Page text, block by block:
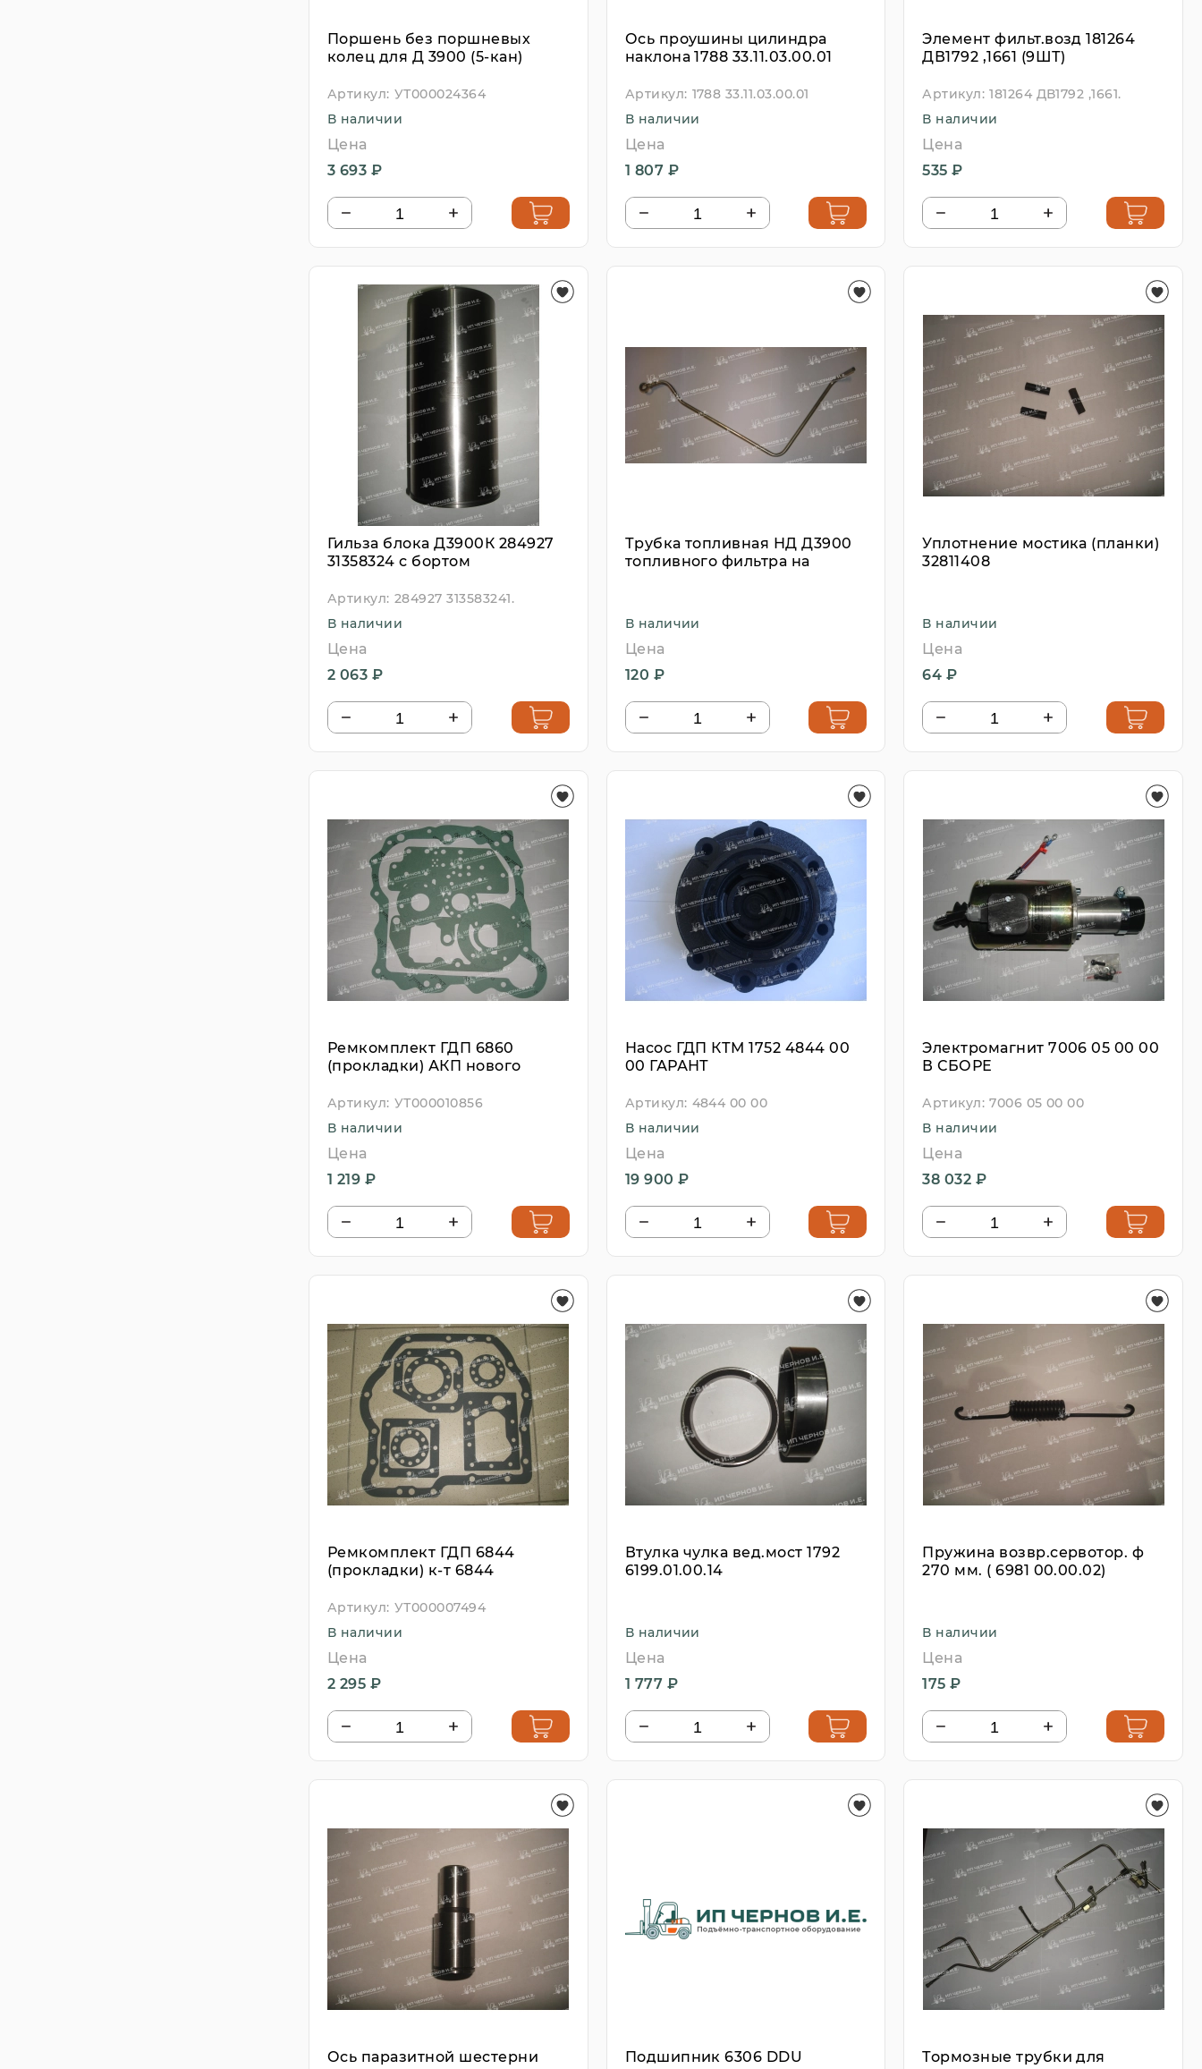
Поршень без поршневых
колец для Д 3900 (5-кан)
Артикул: УТ000024364
В наличии
Цена
3 693 ₽
Ось проушины цилиндра
наклона 1788 33.11.03.00.01
Артикул: 1788 33.11.03.00.01
В наличии
Цена
1 807 ₽
Элемент фильт.возд 181264
ДВ1792 ,1661 (9ШТ)
Артикул: 181264 ДВ1792 ,1661.
В наличии
Цена
535 ₽
Гильза блока Д3900К 284927
31358324 с бортом
Артикул: 284927 313583241.
В наличии
Цена
2 063 ₽
Трубка топливная НД Д3900
топливного фильтра на
В наличии
Цена
120 ₽
Уплотнение мостика (планки)
32811408
В наличии
Цена
64 ₽
Ремкомплект ГДП 6860
(прокладки) АКП нового
Артикул: УТ000010856
В наличии
Цена
1 219 ₽
Насос ГДП КТМ 1752 4844 00
00 ГАРАНТ
Артикул: 4844 00 00
В наличии
Цена
19 900 ₽
Электромагнит 7006 05 00 00
В СБОРЕ
Артикул: 7006 05 00 00
В наличии
Цена
38 032 ₽
Ремкомплект ГДП 6844
(прокладки) к-т 6844
Артикул: УТ000007494
В наличии
Цена
2 295 ₽
Втулка чулка вед.мост 1792
6199.01.00.14
В наличии
Цена
1 777 ₽
Пружина возвр.сервотор. ф
270 мм. ( 6981 00.00.02)
В наличии
Цена
175 ₽
Ось паразитной шестерни
Подшипник 6306 DDU
Тормозные трубки для